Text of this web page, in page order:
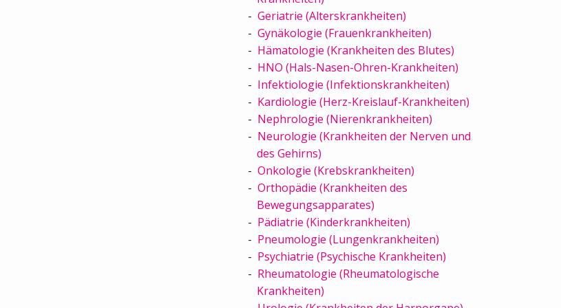
Geriatrie (Alterskrankheiten)
Gynäkologie (Frauenkrankheiten)
Hämatologie (Krankheiten des Blutes)
HNO (Hals-Nasen-Ohren-Krankheiten)
Infektiologie (Infektionskrankheiten)
Kardiologie (Herz-Kreislauf-Krankheiten)
Nephrologie (Nierenkrankheiten)
Neurologie (Krankheiten der Nerven und
des Gehirns)
Onkologie (Krebskrankheiten)
Orthopädie (Krankheiten des
Bewegungsapparates)
Pädiatrie (Kinderkrankheiten)
Pneumologie (Lungenkrankheiten)
Psychiatrie (Psychische Krankheiten)
Rheumatologie (Rheumatologische
Krankheiten)